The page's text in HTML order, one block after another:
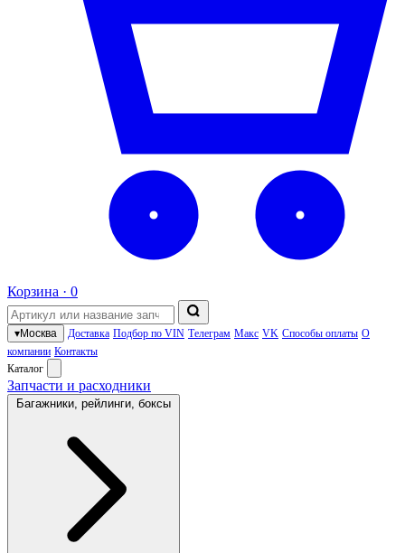
Корзина · 0
▾Москва Доставка Подбор по VIN Телеграм Макс VK Способы оплаты О
компании Контакты
Каталог
Запчасти и расходники
Багажники, рейлинги, боксы